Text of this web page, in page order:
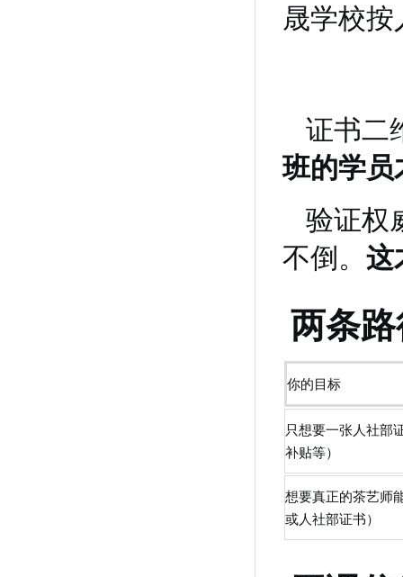
晟学校
证书二
班的学员
验证权
不倒。 这
两条
你的目标
只想要一张人社部
补贴等）
想要真正的茶艺师
或人社部证书）